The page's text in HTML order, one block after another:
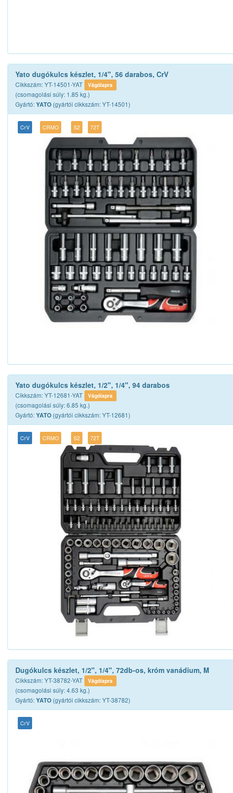
Yato dugókulcs készlet, 1/4", 56 darabos, CrV
Cikkszám: YT-14501-YAT Vágólapra
(csomagolási súly: 1.85 kg.)
Gyártó:YATO (gyártói cikkszám: YT-14501)
CrV CRMO S2 72T
Yato dugókulcs készlet, 1/2", 1/4", 94 darabos
Cikkszám: YT-12681-YAT Vágólapra
(csomagolási súly: 6.85 kg.)
Gyártó:YATO (gyártói cikkszám: YT-12681)
CrV CRMO S2 72T
Dugókulcs készlet, 1/2", 1/4", 72db-os, króm vanádium, M
Cikkszám: YT-38782-YAT Vágólapra
(csomagolási súly: 4.63 kg.)
Gyártó:YATO (gyártói cikkszám: YT-38782)
CrV